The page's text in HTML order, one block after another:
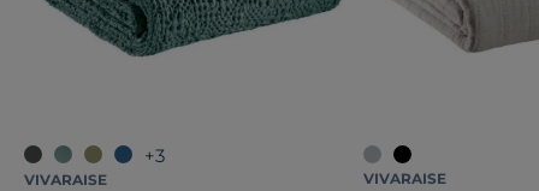
+3
VIVARAISE VIVARAISE